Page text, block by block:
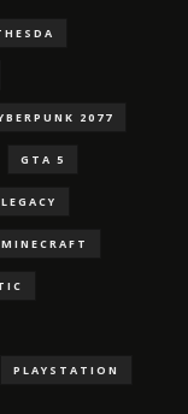
2077
GTA 5
MINECRAFT
PLAYSTATION